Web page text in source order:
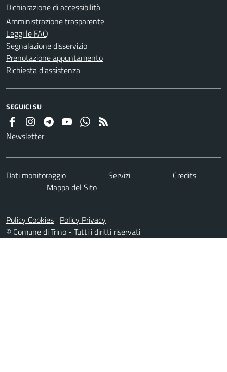
Dichiarazione di accessibilità
Amministrazione trasparente
Leggi le FAQ
Segnalazione disservizio
Prenotazione appuntamento
Richiesta d'assistenza
SEGUICI SU
Newsletter
Dati monitoraggio Servizi
Credits
Mappa del Sito
Policy Cookies Policy Privacy
© Comune di Trino - Tutti i diritti riservati